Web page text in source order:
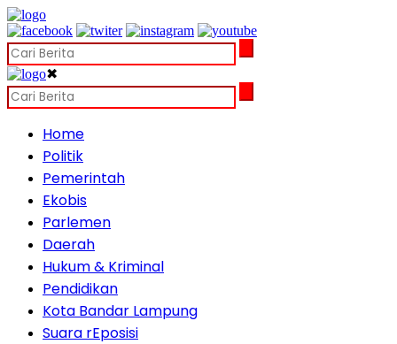
✖
Home
Politik
Pemerintah
Ekobis
Parlemen
Daerah
Hukum & Kriminal
Pendidikan
Kota Bandar Lampung
Suara rEposisi